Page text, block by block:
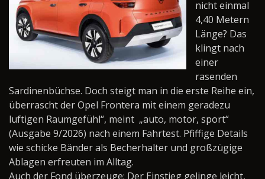
nicht einmal
4,40 Metern
Länge? Das
klingt nach
einer
rasenden
Sardinenbüchse. Doch steigt man in die erste Reihe ein,
überrascht der Opel Frontera mit einem geradezu
luftigen Raumgefühl“, meint „auto, motor, sport“
(Ausgabe 9/2026) nach einem Fahrtest. Pfiffige Details
wie schicke Bänder als Becherhalter und großzügige
Ablagen erfreuten im Alltag.
Auch der Fond überzeuge: Der Einstieg gelinge leicht,